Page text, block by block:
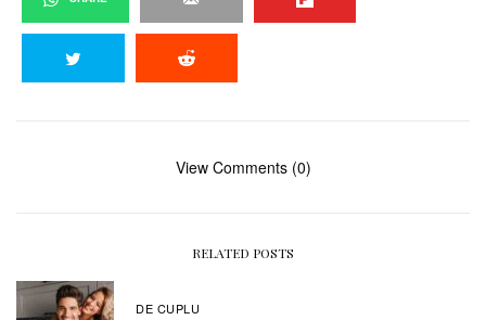
View Comments (0)
RELATED POSTS
DE CUPLU